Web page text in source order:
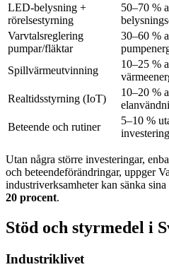
LED-belysning +
rörelsestyrning
50–70 %
Varvtalsreglering
pumpar/fläktar
30–60 %
Spillvärmeutvinning
10–25 %
Realtidsstyrning (IoT)
10–20 %
Beteende och rutiner
5–10 %
investering
Utan några större investeringar,
och beteendeförändringar, uppger
industriverksamheter kan sänka
20 procent.
Stöd och styrmedel i
Industriklivet